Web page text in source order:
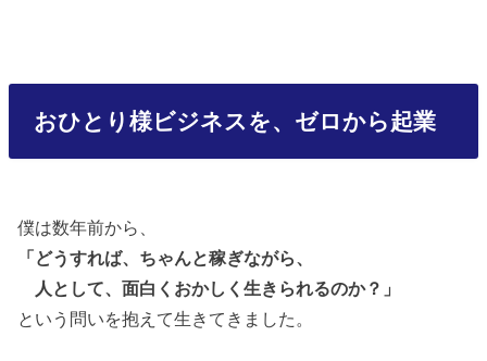
おひとり様ビジネスを、ゼロから起業
僕は数年前から、
「どうすれば、ちゃんと稼ぎながら、
人として、面白くおかしく生きられるのか？」
という問いを抱えて生きてきました。